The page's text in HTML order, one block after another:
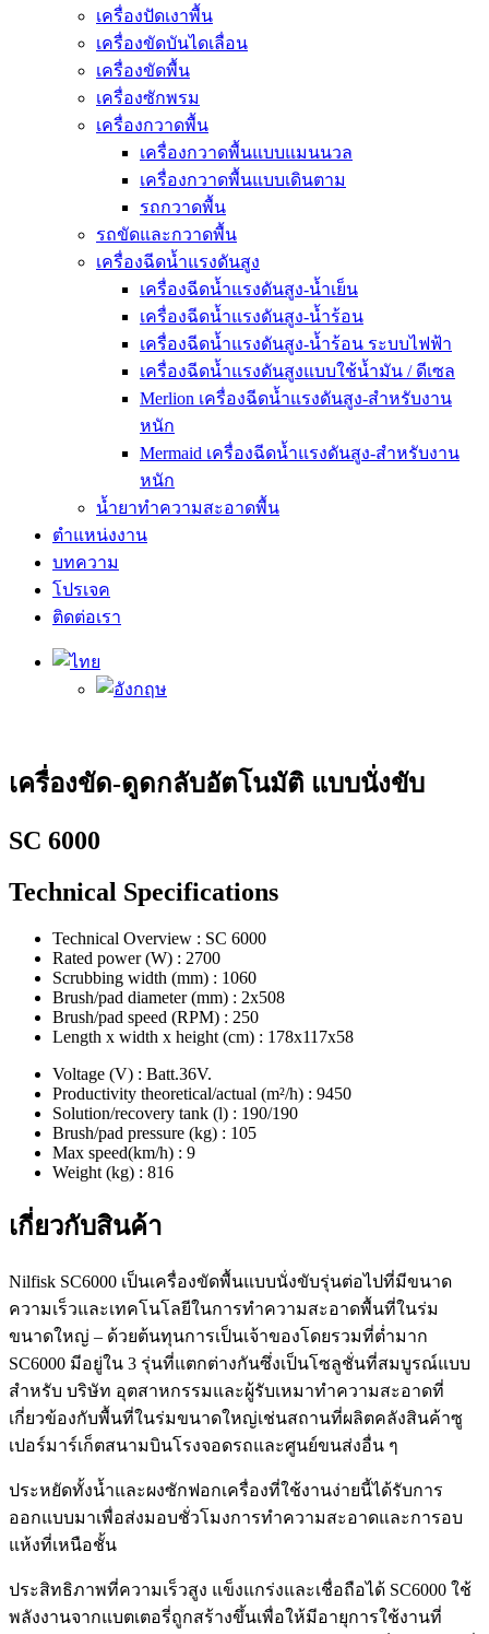
เครื่องปัดเงาพื้น
เครื่องขัดบันไดเลื่อน
เครื่องขัดพื้น
เครื่องซักพรม
เครื่องกวาดพื้น
เครื่องกวาดพื้นแบบแมนนวล
เครื่องกวาดพื้นแบบเดินตาม
รถกวาดพื้น
รถขัดและกวาดพื้น
เครื่องฉีดน้ำแรงดันสูง
เครื่องฉีดน้ำแรงดันสูง-น้ำเย็น
เครื่องฉีดน้ำแรงดันสูง-น้ำร้อน
เครื่องฉีดน้ำแรงดันสูง-น้ำร้อน ระบบไฟฟ้า
เครื่องฉีดน้ำแรงดันสูงแบบใช้น้ำมัน / ดีเซล
Merlion เครื่องฉีดน้ำแรงดันสูง-สำหรับงาน
หนัก
Mermaid เครื่องฉีดน้ำแรงดันสูง-สำหรับงาน
หนัก
น้ำยาทำความสะอาดพื้น
ตำแหน่งงาน
บทความ
โปรเจค
ติดต่อเรา
เครื่องขัด-ดูดกลับอัตโนมัติ แบบนั่งขับ
SC 6000
Technical Specifications
Technical Overview : SC 6000
Rated power (W) : 2700
Scrubbing width (mm) : 1060
Brush/pad diameter (mm) : 2x508
Brush/pad speed (RPM) : 250
Length x width x height (cm) : 178x117x58
Voltage (V) : Batt.36V.
Productivity theoretical/actual (m²/h) : 9450
Solution/recovery tank (l) : 190/190
Brush/pad pressure (kg) : 105
Max speed(km/h) : 9
Weight (kg) : 816
เกี่ยวกับสินค้า
Nilfisk SC6000 เป็นเครื่องขัดพื้นแบบนั่งขับรุ่นต่อไปที่มีขนาด
ความเร็วและเทคโนโลยีในการทำความสะอาดพื้นที่ในร่ม
ขนาดใหญ่ – ด้วยต้นทุนการเป็นเจ้าของโดยรวมที่ต่ำมาก
SC6000 มีอยู่ใน 3 รุ่นที่แตกต่างกันซึ่งเป็นโซลูชั่นที่สมบูรณ์แบบ
สำหรับ บริษัท อุตสาหกรรมและผู้รับเหมาทำความสะอาดที่
เกี่ยวข้องกับพื้นที่ในร่มขนาดใหญ่เช่นสถานที่ผลิตคลังสินค้าซู
เปอร์มาร์เก็ตสนามบินโรงจอดรถและศูนย์ขนส่งอื่น ๆ
ประหยัดทั้งน้ำและผงซักฟอกเครื่องที่ใช้งานง่ายนี้ได้รับการ
ออกแบบมาเพื่อส่งมอบชั่วโมงการทำความสะอาดและการอบ
แห้งที่เหนือชั้น
ประสิทธิภาพที่ความเร็วสูง แข็งแกร่งและเชื่อถือได้ SC6000 ใช้
พลังงานจากแบตเตอรี่ถูกสร้างขึ้นเพื่อให้มีอายุการใช้งานที่